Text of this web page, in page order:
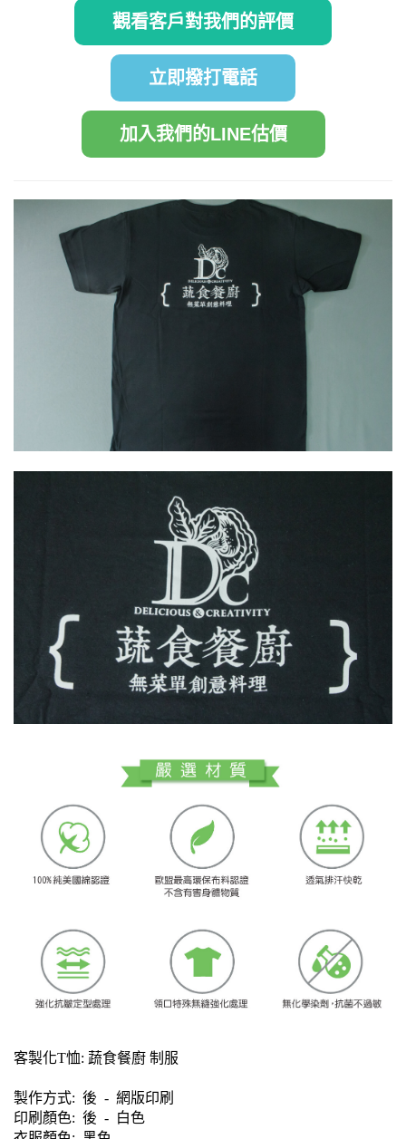
觀看客戶對我們的評價
立即撥打電話
加入我們的LINE估價
客製化T恤: 蔬食餐廚 制服
製作方式: 後 - 網版印刷
印刷顏色: 後 - 白色